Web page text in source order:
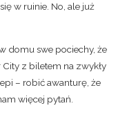
w ruinie. No, ale już
domu swe pociechy, że
z biletem na zwykły
– robić awanturę, że
więcej pytań.